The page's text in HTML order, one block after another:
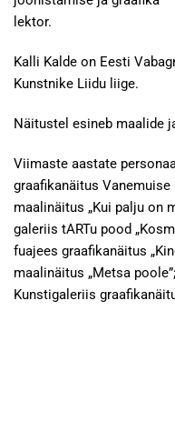
lektor.
Kalli Kalde on Eesti
Kunstnike Liidu liige.
Näitustel esineb maalide
Viimaste aastate
graafikanäitus
maalinäitus „Kui palju on
galeriis tARTu pood
fuajees graafikanäitus
maalinäitus „Metsa
Kunstigaleriis